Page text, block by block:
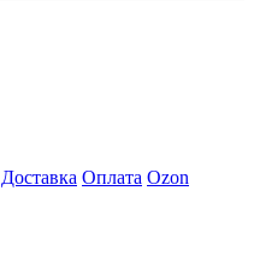
Доставка Оплата Ozon